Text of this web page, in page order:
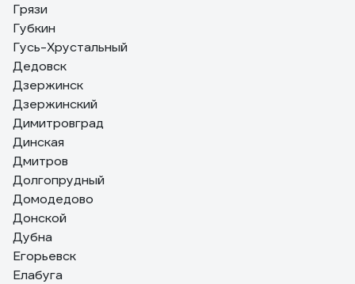
Грязи
Губкин
Гусь-Хрустальный
Дедовск
Дзержинск
Дзержинский
Димитровград
Динская
Дмитров
Долгопрудный
Домодедово
Донской
Дубна
Егорьевск
Елабуга